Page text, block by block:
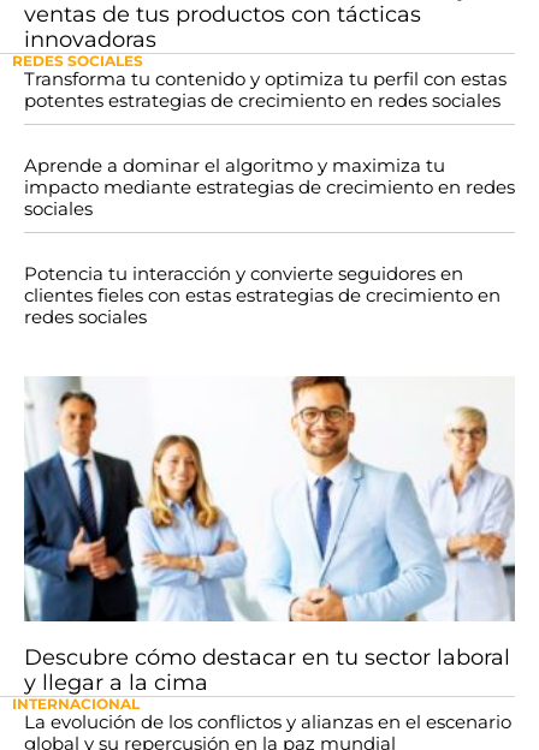
ventas de tus productos con tácticas
innovadoras
REDES SOCIALES
Transforma tu contenido y optimiza tu perfil con estas
potentes estrategias de crecimiento en redes sociales
Aprende a dominar el algoritmo y maximiza tu
impacto mediante estrategias de crecimiento en redes
sociales
Potencia tu interacción y convierte seguidores en
clientes fieles con estas estrategias de crecimiento en
redes sociales
Descubre cómo destacar en tu sector laboral
y llegar a la cima
INTERNACIONAL
La evolución de los conflictos y alianzas en el escenario
global y su repercusión en la paz mundial